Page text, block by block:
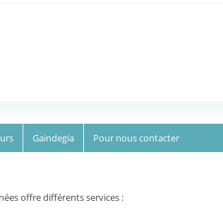
Gaindegia Pour nous contacter
offre différents services :